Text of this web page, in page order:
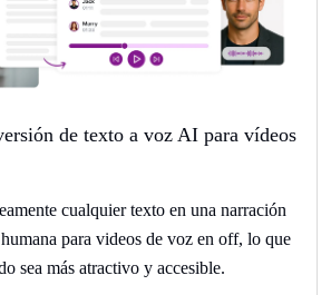
de texto a voz AI para vídeos
cualquier texto en una narración
para videos de voz en off, lo que
sea más atractivo y accesible.